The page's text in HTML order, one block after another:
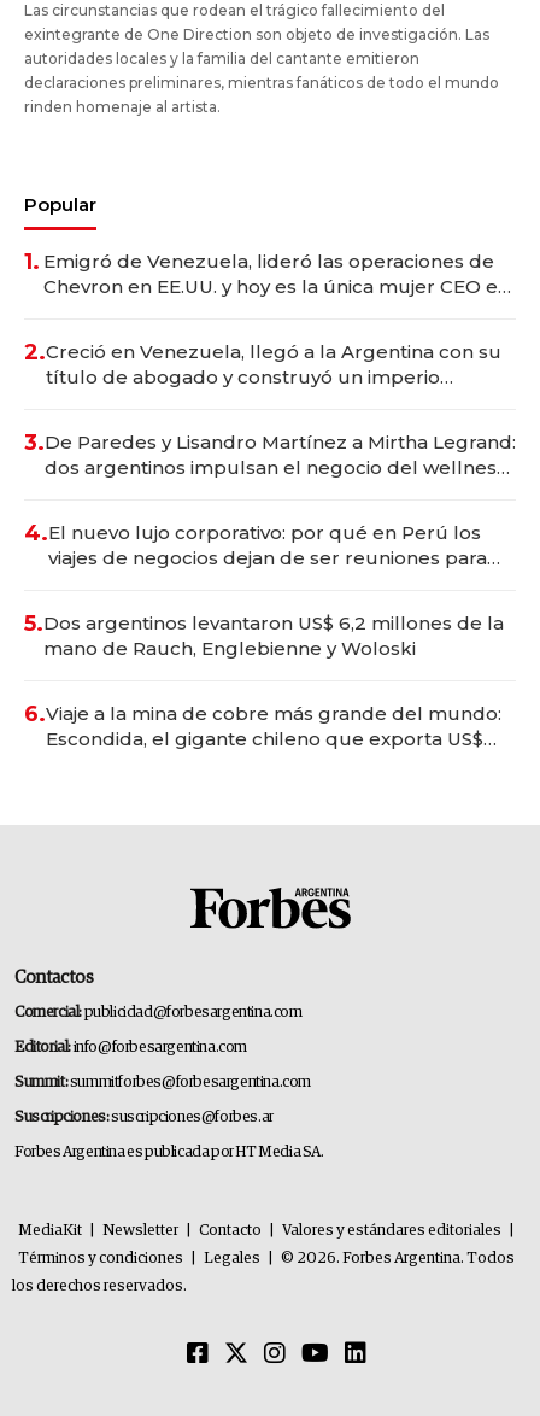
Las circunstancias que rodean el trágico fallecimiento del
exintegrante de One Direction son objeto de investigación. Las
autoridades locales y la familia del cantante emitieron
declaraciones preliminares, mientras fanáticos de todo el mundo
rinden homenaje al artista.
Popular
1. Emigró de Venezuela, lideró las operaciones de
Chevron en EE.UU. y hoy es la única mujer CEO en
2.Creció en Venezuela, llegó a la Argentina con su
título de abogado y construyó un imperio
3.De Paredes y Lisandro Martínez a Mirtha Legrand:
dos argentinos impulsan el negocio del wellness
4.El nuevo lujo corporativo: por qué en Perú los
viajes de negocios dejan de ser reuniones para
5.Dos argentinos levantaron US$ 6,2 millones de la
mano de Rauch, Englebienne y Woloski
6.Viaje a la mina de cobre más grande del mundo:
Escondida, el gigante chileno que exporta US$
Contactos
Comercial:publicidad@forbesargentina.com
Editorial:info@forbesargentina.com
Summit:summitforbes@forbesargentina.com
Suscripciones:suscripciones@forbes.ar
Forbes Argentina es publicada por HT Media SA.
MediaKit Newsletter Contacto Valores y estándares editoriales
Términos y condiciones
Legales
© 2026. Forbes Argentina. Todos
los derechos reservados.